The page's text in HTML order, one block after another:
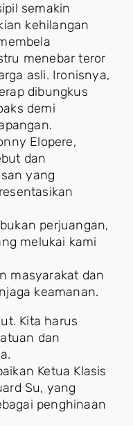
semakin
kehilangan
menebar teror
asli. Ironisnya,
dibungkus
demi
Elopere,
dan
yang
perjuangan,
melukai kami
masyarakat dan
keamanan.
Kita harus
dan
Ketua Klasis
Su, yang
penghinaan